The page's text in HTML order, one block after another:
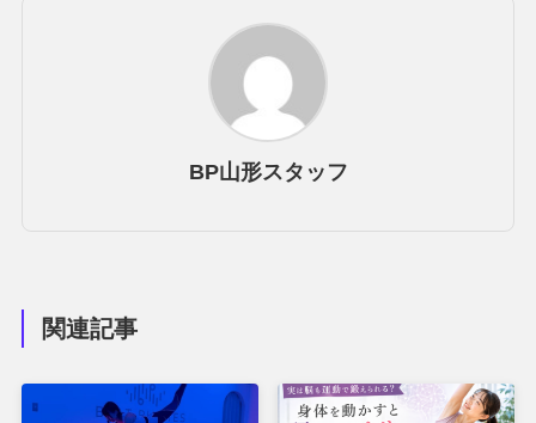
BP山形スタッフ
関連記事